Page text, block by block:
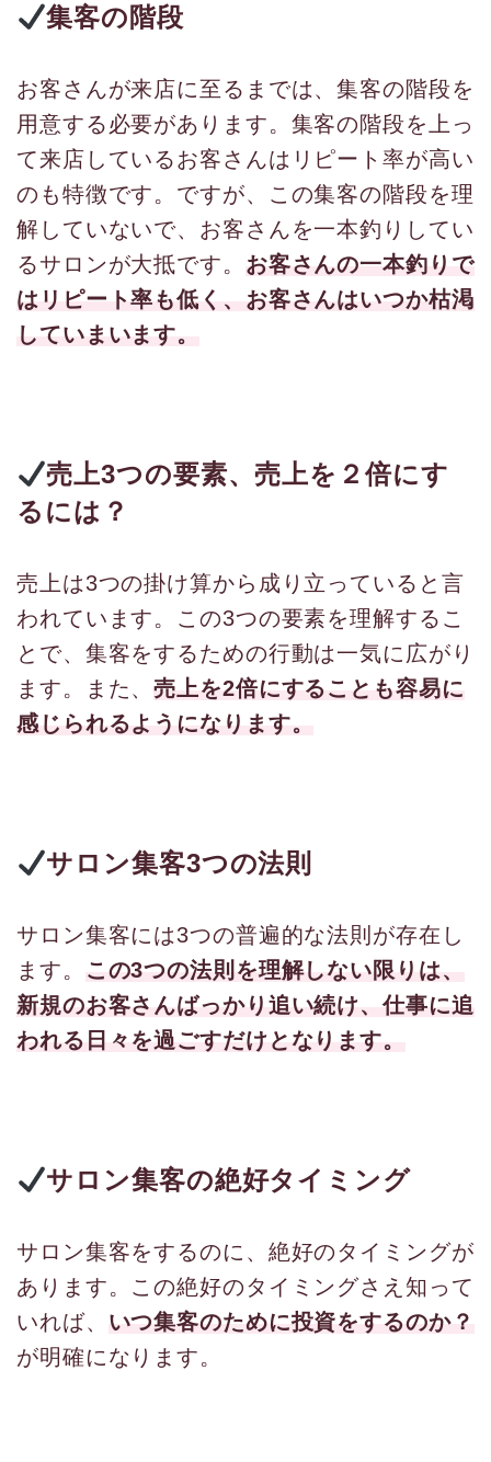
集客の階段
お客さんが来店に至るまでは、集客の階段を
用意する必要があります。集客の階段を上っ
て来店しているお客さんはリピート率が高い
のも特徴です。ですが、この集客の階段を理
解していないで、お客さんを一本釣りしてい
るサロンが大抵です。 お客さんの一本釣りで
はリピート率も低く、お客さんはいつか枯渇
していまいます。
売上3つの要素、売上を２倍にす
るには？
売上は3つの掛け算から成り立っていると言
われています。この3つの要素を理解するこ
とで、集客をするための行動は一気に広がり
ます。また、売上を2倍にすることも容易に
感じられるようになります。
サロン集客3つの法則
サロン集客には3つの普遍的な法則が存在し
ます。
この3つの法則を理解しない限りは、
新規のお客さんばっかり追い続け、仕事に追
われる日々を過ごすだけとなります。
サロン集客の絶好タイミング
サロン集客をするのに、絶好のタイミングが
あります。この絶好のタイミングさえ知って
いれば、 いつ集客のために投資をするのか？
が明確になります。